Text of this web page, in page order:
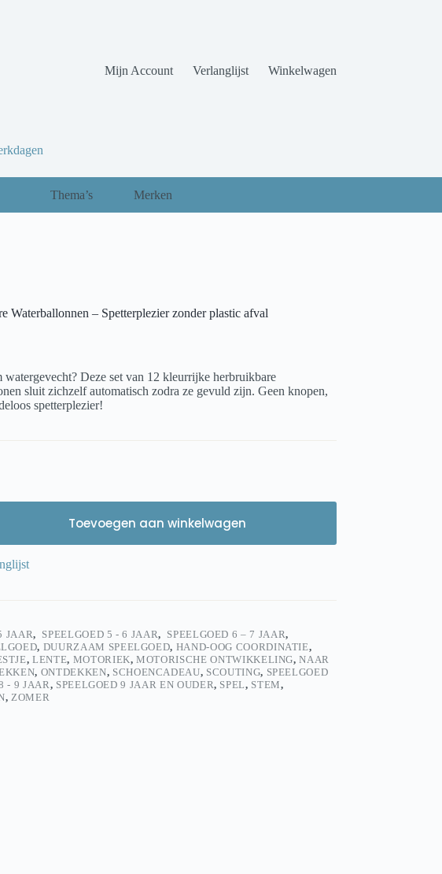
Mijn Account
Verlanglijst Winkelwagen
Thema’s Merken
Waterballonnen – Spetterplezier zonder plastic afval
watergevecht? Deze set van 12 kleurrijke herbruikbare
sluit zichzelf automatisch zodra ze gevuld zijn. Geen knopen,
spetterplezier!
Toevoegen aan winkelwagen
JAAR, SPEELGOED 5 - 6 JAAR, SPEELGOED 6 – 7 JAAR,
, DUURZAAM SPEELGOED, HAND-OOG COORDINATIE,
,LENTE, MOTORIEK,MOTORISCHE ONTWIKKELING,NAAR
, ONTDEKKEN, SCHOENCADEAU, SCOUTING, SPEELGOED
- 9 JAAR, SPEELGOED 9 JAAR EN OUDER, SPEL, STEM,
,ZOMER